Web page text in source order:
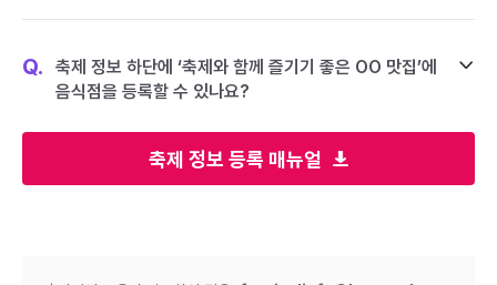
축제 정보 등록 매뉴얼
Q.
축제 정보 하단에 ‘축제와 함께 즐기기 좋은 OO 맛집’에
음식점을 등록할 수 있나요?